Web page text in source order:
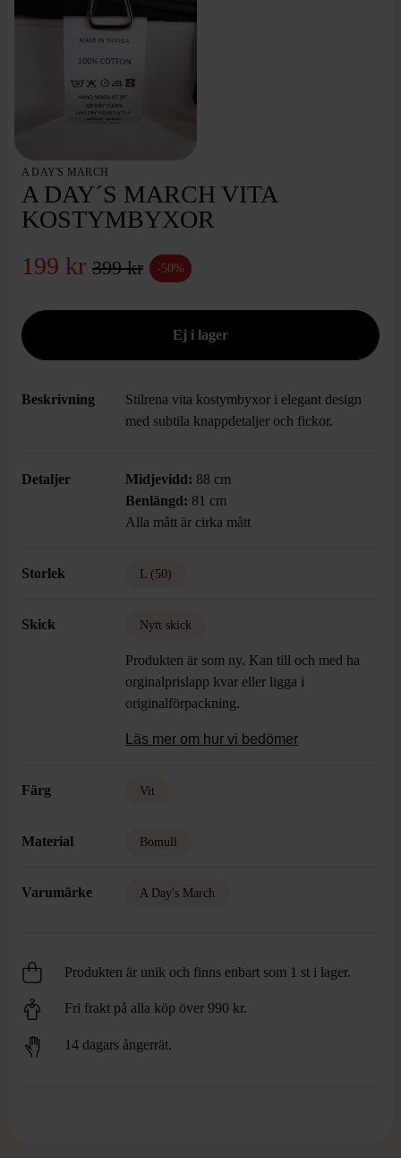
A DAY'S MARCH
A DAY´S MARCH VITA
KOSTYMBYXOR
199 kr 399 kr -50%
Beskrivning
Stilrena vita kostymbyxor i elegant design
med subtila knappdetaljer och fickor.
Detaljer Midjevidd: 88 cm
Benlängd: 81 cm
Alla mått är cirka mått
Storlek L (50)
Skick Nytt skick
Produkten är som ny. Kan till och med ha
orginalprislapp kvar eller ligga i
originalförpackning.
Läs mer om hur vi bedömer
Färg Vit
Material Bomull
Varumärke A Day's March
Produkten är unik och finns enbart som 1 st i lager.
Fri frakt på alla köp över 990 kr.
14 dagars ångerrät.